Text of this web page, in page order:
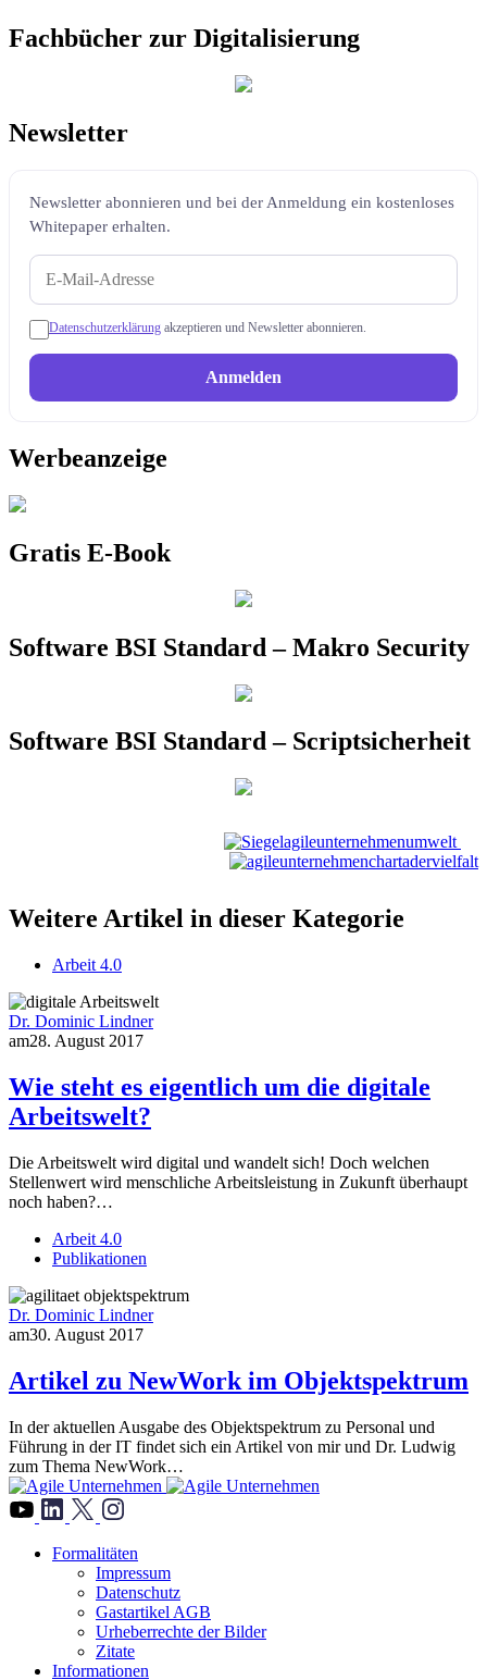
Fachbücher zur Digitalisierung
Newsletter
Newsletter abonnieren und bei der Anmeldung ein kostenloses
Whitepaper erhalten.
Datenschutzerklärung akzeptieren und Newsletter abonnieren.
Anmelden
Werbeanzeige
Gratis E-Book
Software BSI Standard – Makro Security
Software BSI Standard – Scriptsicherheit
Weitere Artikel in dieser Kategorie
Arbeit 4.0
Dr. Dominic Lindner
am28. August 2017
Wie steht es eigentlich um die digitale
Arbeitswelt?
Die Arbeitswelt wird digital und wandelt sich! Doch welchen
Stellenwert wird menschliche Arbeitsleistung in Zukunft überhaupt
noch haben?…
Arbeit 4.0
Publikationen
Dr. Dominic Lindner
am30. August 2017
Artikel zu NewWork im Objektspektrum
In der aktuellen Ausgabe des Objektspektrum zu Personal und
Führung in der IT findet sich ein Artikel von mir und Dr. Ludwig
zum Thema NewWork…
Formalitäten
Impressum
Datenschutz
Gastartikel AGB
Urheberrechte der Bilder
Zitate
Informationen